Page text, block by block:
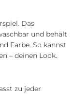
Das
und behält
Farbe. So kannst
– deinen Look.
zu jeder